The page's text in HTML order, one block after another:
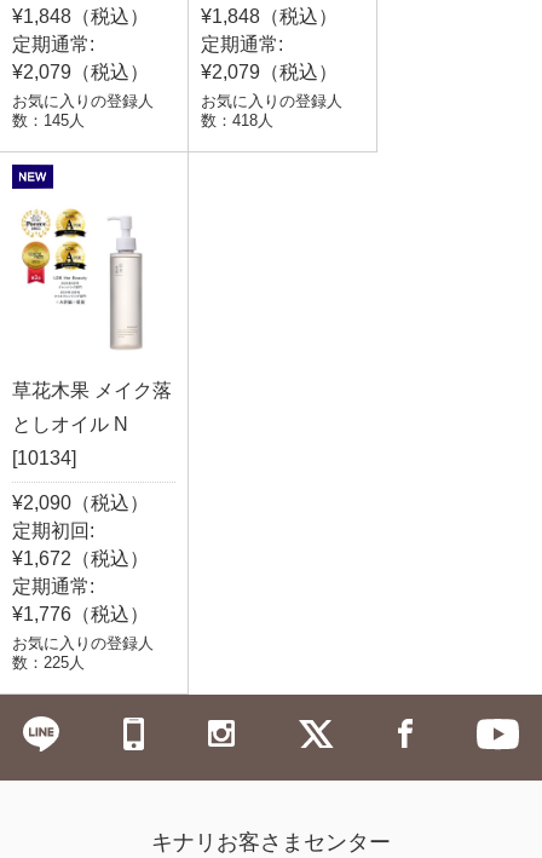
¥1,848（税込）
定期通常:
¥2,079（税込）
お気に入りの登録人
数：145人
¥1,848（税込）
定期通常:
¥2,079（税込）
お気に入りの登録人
数：418人
草花木果 メイク落
としオイル N
[10134]
¥2,090（税込）
定期初回:
¥1,672（税込）
定期通常:
¥1,776（税込）
お気に入りの登録人
数：225人
キナリお客さまセンター